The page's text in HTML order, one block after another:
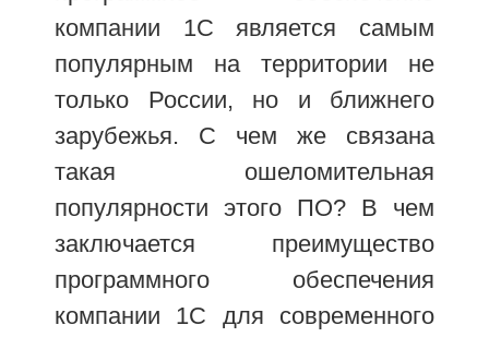
компании 1С является самым
популярным на территории не
только России, но и ближнего
зарубежья. С чем же связана
такая ошеломительная
популярности этого ПО? В чем
заключается преимущество
программного обеспечения
компании 1С для современного